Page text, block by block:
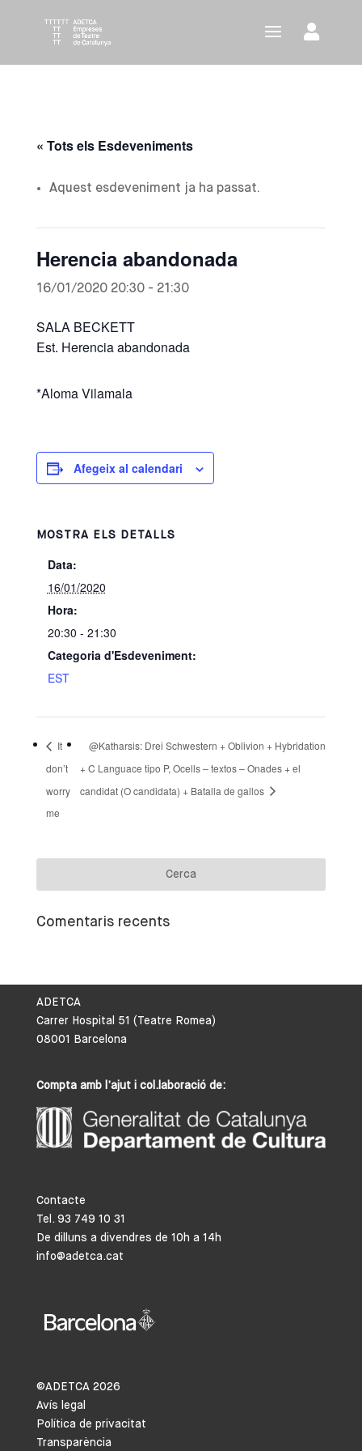
« Tots els Esdeveniments
Aquest esdeveniment ja ha passat.
Herencia abandonada
16/01/2020 20:30- 21:30
SALA BECKETT
Est. Herencia abandonada
*Aloma Vilamala
Afegeix al calendari
MOSTRA ELS DETALLS
Data:
16/01/2020
Hora:
20:30 - 21:30
Categoria d'Esdeveniment:
EST
It
don’t
worry
me
@Katharsis: Drei Schwestern + Oblivion + Hybridation
+ C Languace tipo P, Ocells – textos – Onades + el
candidat (O candidata) + Batalla de gallos
Comentaris recents
ADETCA
Carrer Hospital 51 (Teatre Romea)
08001 Barcelona
Compta amb l’ajut i col.laboració de:
Contacte
Tel. 93 749 10 31
De dilluns a divendres de 10h a 14h
info@adetca.cat
©ADETCA 2026
Avís legal
Política de privacitat
Transparència